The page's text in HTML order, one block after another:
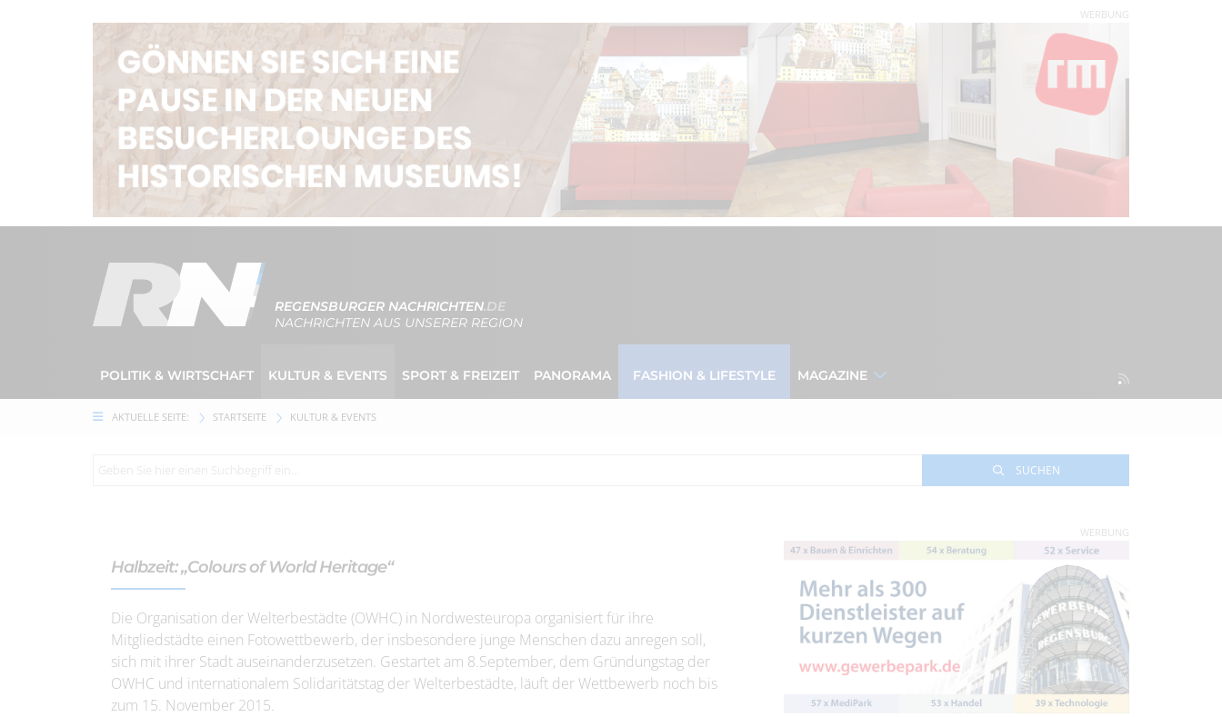
WERBUNG
REGENSBURGER NACHRICHTEN.DE
NACHRICHTEN AUS UNSERER REGION
POLITIK & WIRTSCHAFT KULTUR & EVENTS SPORT & FREIZEIT PANORAMA FASHION & LIFESTYLE MAGAZINE
AKTUELLE SEITE: STARTSEITE KULTUR & EVENTS
SUCHEN
Halbzeit: „Colours of World Heritage“
Die Organisation der Welterbestädte (OWHC) in Nordwesteuropa organisiert für ihre
Mitgliedstädte einen Fotowettbewerb, der insbesondere junge Menschen dazu anregen soll,
sich mit ihrer Stadt auseinanderzusetzen. Gestartet am 8.September, dem Gründungstag der
OWHC und internationalem Solidaritätstag der Welterbestädte, läuft der Wettbewerb noch bis
zum 15. November 2015.
WERBUNG